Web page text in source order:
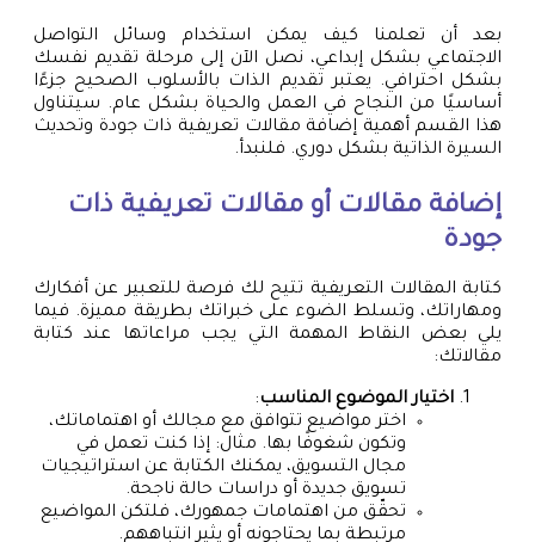
بعد أن تعلمنا كيف يمكن استخدام وسائل التواصل
الاجتماعي بشكل إبداعي، نصل الآن إلى مرحلة تقديم نفسك
بشكل احترافي. يعتبر تقديم الذات بالأسلوب الصحيح جزءًا
أساسيًا من النجاح في العمل والحياة بشكل عام. سيتناول
هذا القسم أهمية إضافة مقالات تعريفية ذات جودة وتحديث
السيرة الذاتية بشكل دوري. فلنبدأ.
إضافة مقالات أو مقالات تعريفية ذات
جودة
كتابة المقالات التعريفية تتيح لك فرصة للتعبير عن أفكارك
ومهاراتك، وتسلط الضوء على خبراتك بطريقة مميزة. فيما
يلي بعض النقاط المهمة التي يجب مراعاتها عند كتابة
مقالاتك:
اختيار الموضوع المناسب:
اختر مواضيع تتوافق مع مجالك أو اهتماماتك،
وتكون شغوفًا بها. مثال: إذا كنت تعمل في
مجال التسويق، يمكنك الكتابة عن استراتيجيات
تسويق جديدة أو دراسات حالة ناجحة.
تحقّق من اهتمامات جمهورك، فلتكن المواضيع
مرتبطة بما يحتاجونه أو يثير انتباههم.